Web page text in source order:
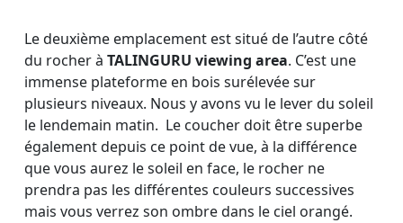
Le deuxième emplacement est situé de l’autre côté
du rocher àTALINGURU viewing area. C’est une
immense plateforme en bois surélevée sur
plusieurs niveaux. Nous y avons vu le lever du soleil
le lendemain matin. Le coucher doit être superbe
également depuis ce point de vue, à la différence
que vous aurez le soleil en face, le rocher ne
prendra pas les différentes couleurs successives
mais vous verrez son ombre dans le ciel orangé.